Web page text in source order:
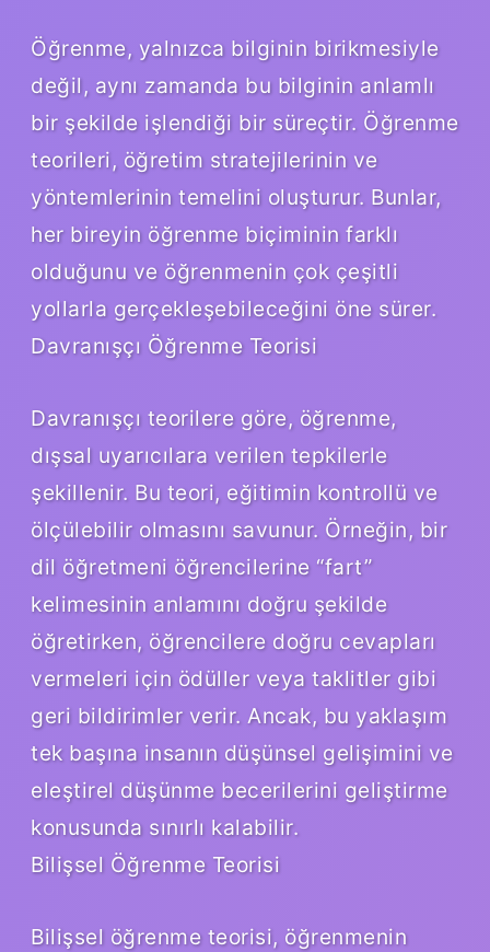
Öğrenme, yalnızca bilginin birikmesiyle
değil, aynı zamanda bu bilginin anlamlı
bir şekilde işlendiği bir süreçtir. Öğrenme
teorileri, öğretim stratejilerinin ve
yöntemlerinin temelini oluşturur. Bunlar,
her bireyin öğrenme biçiminin farklı
olduğunu ve öğrenmenin çok çeşitli
yollarla gerçekleşebileceğini öne sürer.
Davranışçı Öğrenme Teorisi
Davranışçı teorilere göre, öğrenme,
dışsal uyarıcılara verilen tepkilerle
şekillenir. Bu teori, eğitimin kontrollü ve
ölçülebilir olmasını savunur. Örneğin, bir
dil öğretmeni öğrencilerine “fart”
kelimesinin anlamını doğru şekilde
öğretirken, öğrencilere doğru cevapları
vermeleri için ödüller veya taklitler gibi
geri bildirimler verir. Ancak, bu yaklaşım
tek başına insanın düşünsel gelişimini ve
eleştirel düşünme becerilerini geliştirme
konusunda sınırlı kalabilir.
Bilişsel Öğrenme Teorisi
Bilişsel öğrenme teorisi, öğrenmenin